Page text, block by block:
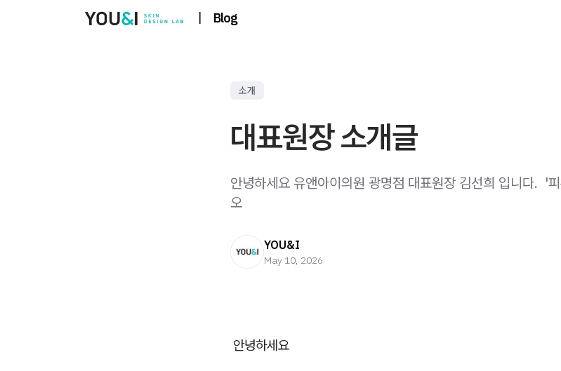
| Blog
소개
대표원장 소개글
안녕하세요 유앤아이의원 광명점 대표원장 김선희 입니다. ​ '
오
YOU&I
May 10, 2026
안녕하세요